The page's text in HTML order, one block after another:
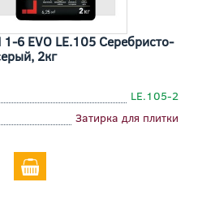
1-6 EVO LE.105 Cеребристо-
2кг
LE.105-2
Затирка для плитки